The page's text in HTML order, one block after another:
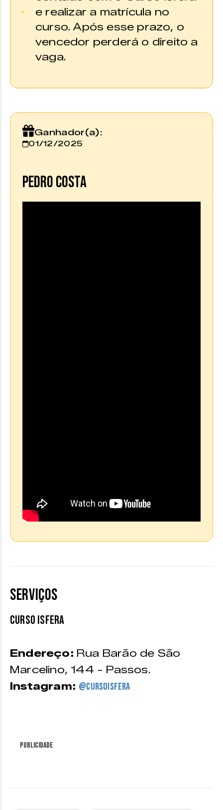
e realizar a matrícula no
curso. Após esse prazo, o
vencedor perderá o direito a
vaga.
Ganhador(a):
01/12/2025
PEDRO COSTA
SERVIÇOS
Curso Isfera
Endereço: Rua Barão de São
Marcelino, 144 - Passos.
Instagram: @cursoisfera
Publicidade